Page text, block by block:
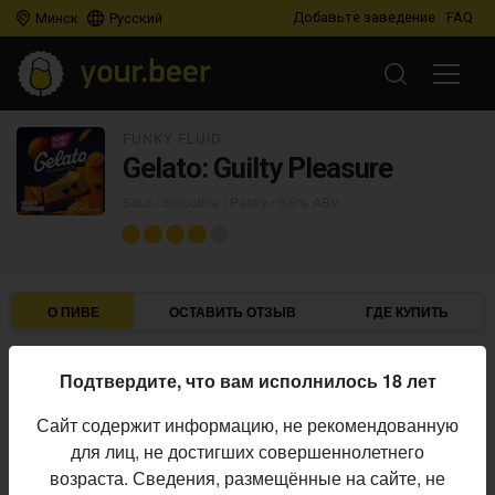
Минск Русский Добавьте заведение FAQ
Gelato: Guilty Pleasure
О ПИВЕ ОСТАВИТЬ ОТЗЫВ ГДЕ КУПИТЬ
Пивоварня:
Алкоголь:
5,5%
Начало
выпуска:
28.05.2026
Подтвердите, что вам исполнилось 18 лет
Сайт содержит информацию, не рекомендованную
для лиц, не достигших совершеннолетнего
возраста. Сведения, размещённые на сайте, не